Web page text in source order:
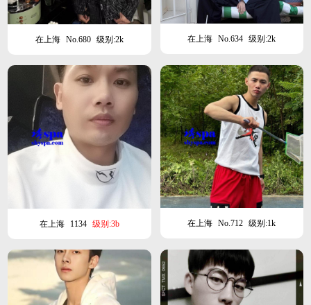
在上海 No.680 级别:2k 在上海 No.634 级别:2k
在上海 1134 级别:3b 在上海 No.712 级别:1k